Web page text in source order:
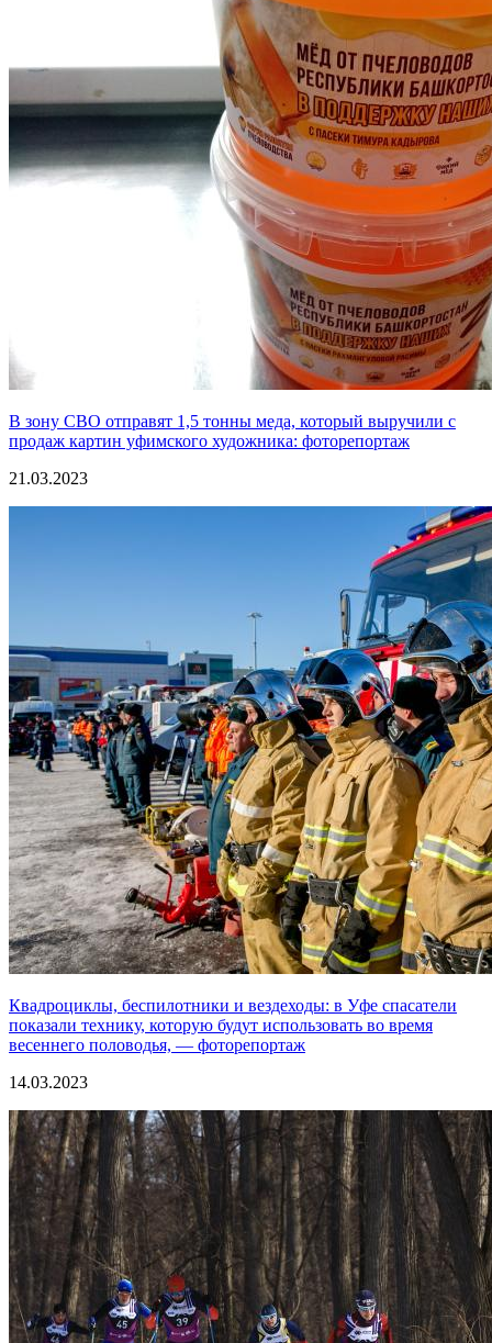
В зону СВО отправят 1,5 тонны меда, который выручили с
продаж картин уфимского художника: фоторепортаж
21.03.2023
Квадроциклы, беспилотники и вездеходы: в Уфе спасатели
показали технику, которую будут использовать во время
весеннего половодья, — фоторепортаж
14.03.2023